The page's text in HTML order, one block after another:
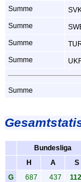
Summe
Summe
Summe
Summe
Summe
Bundesliga
H
A S
G
687 437